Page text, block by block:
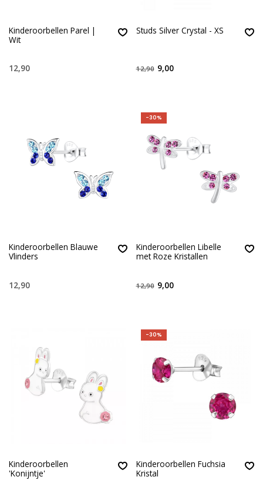
Kinderoorbellen Parel |
Wit
12,90
Studs Silver Crystal - XS
12,90 9,00
Kinderoorbellen Blauwe
Vlinders
12,90
-30%
Kinderoorbellen Libelle
met Roze Kristallen
12,90 9,00
Kinderoorbellen
'Konijntje'
-30%
Kinderoorbellen Fuchsia
Kristal